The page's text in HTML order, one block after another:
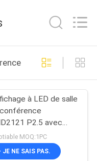
room fabrication
à LED de salle
P2.5 avec
régénèrent
MOQ:1PC
JE NE SAIS PAS.